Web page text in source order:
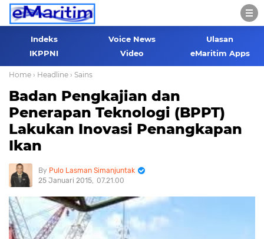
Indeks Voice News
Ulasan
IKPPNI
Video eMaritim Apps
Home › Headline › Sains
Badan Pengkajian dan
Penerapan Teknologi (BPPT)
Lakukan Inovasi Penangkapan
Ikan
Pulo Lasman Simanjuntak
25 Januari 2015 07.21.00